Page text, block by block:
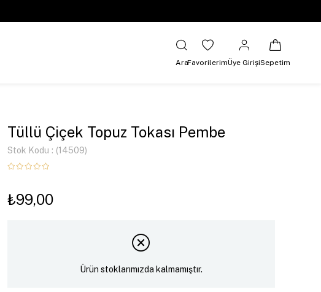
AraFavorilerimÜye GirişiSepetim
Tüllü Çiçek Topuz Tokası Pembe
Stok Kodu (14509)
₺99,00
Ürün stoklarımızda kalmamıştır.